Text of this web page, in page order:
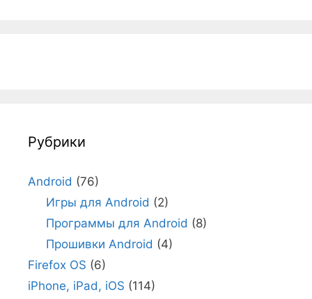
Рубрики
Android (76)
Игры для Android (2)
Программы для Android (8)
Прошивки Android (4)
Firefox OS (6)
iPhone, iPad, iOS (114)